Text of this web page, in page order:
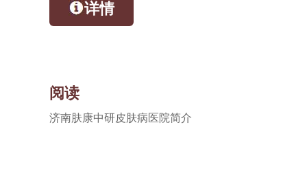
详情
阅读
济南肤康中研皮肤病医院简介